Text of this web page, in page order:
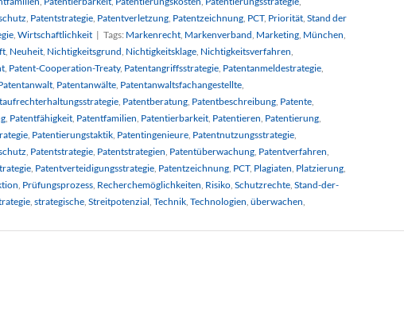
, Patentstrategie, Patentverletzung, Patentzeichnung, PCT, Priorität, Stand der
, Wirtschaftlichkeit | Tags: Markenrecht, Markenverband, Marketing, München,
, Neuheit, Nichtigkeitsgrund, Nichtigkeitsklage, Nichtigkeitsverfahren,
, Patent-Cooperation-Treaty, Patentangriffsstrategie, Patentanmeldestrategie,
, Patentanwälte, Patentanwaltsfachangestellte,
, Patentberatung, Patentbeschreibung, Patente,
, Patentfähigkeit, Patentfamilien, Patentierbarkeit, Patentieren, Patentierung,
, Patentierungstaktik, Patentingenieure, Patentnutzungsstrategie,
, Patentstrategie, Patentstrategien, Patentüberwachung, Patentverfahren,
, Patentverteidigungsstrategie, Patentzeichnung, PCT, Plagiaten, Platzierung,
, Prüfungsprozess, Recherchemöglichkeiten, Risiko, Schutzrechte, Stand-der-
, strategische, Streitpotenzial, Technik, Technologien, überwachen,